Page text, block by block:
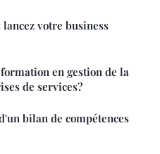
votre business
en gestion de la
de services?
bilan de compétences